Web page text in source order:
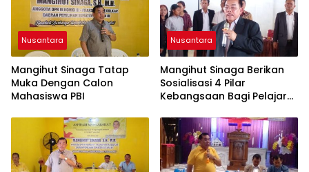
Nusantara
Mangihut Sinaga Tatap
Muka Dengan Calon
Mahasiswa PBI
Nusantara
Mangihut Sinaga Berikan
Sosialisasi 4 Pilar
Kebangsaan Bagi Pelajar